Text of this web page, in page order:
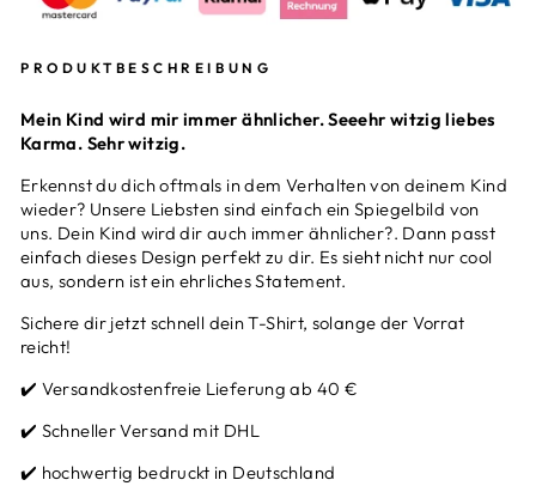
PRODUKTBESCHREIBUNG
Mein Kind wird mir immer ähnlicher. Seeehr witzig liebes
Karma. Sehr witzig.
Erkennst du dich oftmals in dem Verhalten von deinem Kind
wieder? Unsere Liebsten sind einfach ein Spiegelbild von
uns. Dein Kind wird dir auch immer ähnlicher?. Dann passt
einfach dieses Design perfekt zu dir. Es sieht nicht nur cool
aus, sondern ist ein ehrliches Statement.
Sichere dir jetzt schnell dein T-Shirt, solange der Vorrat
reicht!
✔️ Versandkostenfreie Lieferung ab 40 €
✔️ Schneller Versand mit DHL
✔️ hochwertig bedruckt in Deutschland